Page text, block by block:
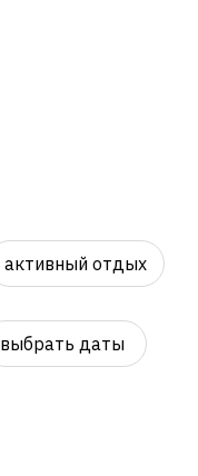
активный отдых
выбрать даты